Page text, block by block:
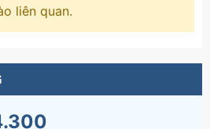
liên quan.